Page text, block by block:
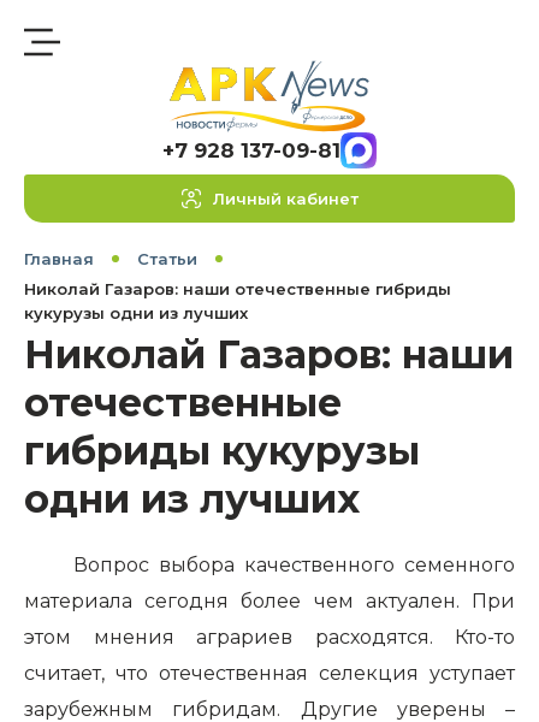
+7 928 137-09-81
Личный кабинет
Главная
Статьи
Николай Газаров: наши отечественные гибриды
кукурузы одни из лучших
Николай Газаров: наши
отечественные
гибриды кукурузы
одни из лучших
Вопрос выбора качественного семенного
материала сегодня более чем актуален. При
этом мнения аграриев расходятся. Кто-то
считает, что отечественная селекция уступает
зарубежным гибридам. Другие уверены –